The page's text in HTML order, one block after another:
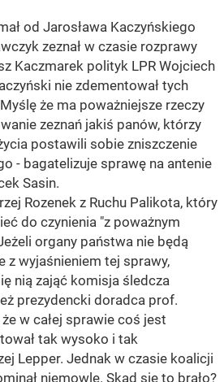
od Jarosława Kaczyńskiego
zeznał w czasie rozprawy
Kaczmarek polityk LPR Wojciech
nie zdementował tych
że ma poważniejsze rzeczy
zeznań jakiś panów, którzy
postawili sobie zniszczenie
- bagatelizuje sprawę na antenie
Sasin.
Rozenek z Ruchu Palikota, który
do czynienia "z poważnym
organy państwa nie będą
z wyjaśnieniem tej sprawy,
nią zająć komisja śledcza
prezydencki doradca prof.
w całej sprawie coś jest
tak wysoko i tak
Lepper. Jednak w czasie koalicji
niemowlę. Skąd się to brało?